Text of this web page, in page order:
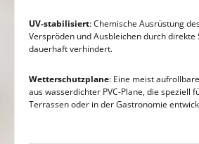
UV-stabilisiert: Chemische Ausrüstung
Verspröden und Ausbleichen durch
dauerhaft verhindert.
Wetterschutzplane: Eine meist
aus wasserdichter PVC-Plane, die speziell
Terrassen oder in der Gastronomie